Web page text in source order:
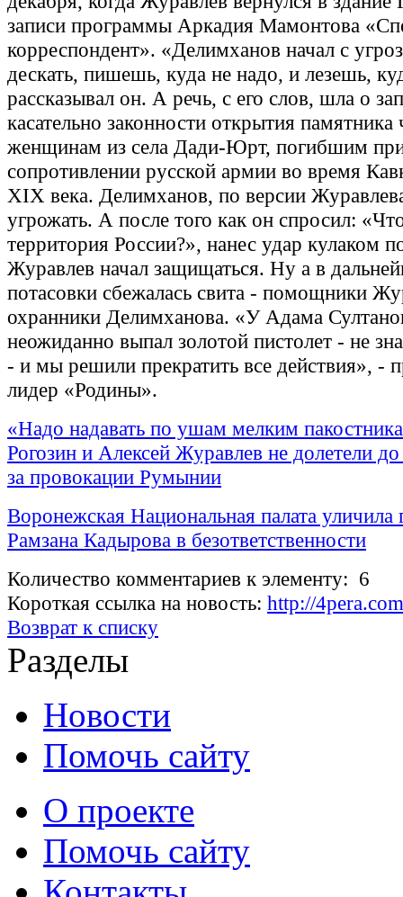
записи программы Аркадия Мамонтова
корреспондент». «Делимханов начал с
дескать, пишешь, куда не надо, и лезешь,
рассказывал он. А речь, с его слов, шла о
касательно законности открытия памятника
женщинам из села Дади-Юрт, погибшим
сопротивлении русской армии во время
XIX века. Делимханов, по версии
угрожать. А после того как он спросил:
территория России?», нанес удар кулаком
Журавлев начал защищаться. Ну а в
потасовки сбежалась свита - помощники
охранники Делимханова. «У Адама
неожиданно выпал золотой пистолет - не
- и мы решили прекратить все действия», -
лидер «Родины».
«Надо надавать по ушам мелким
Рогозин и Алексей Журавлев не долетели
за провокации Румынии
Воронежская Национальная палата уличила
Рамзана Кадырова в безответственности
Количество комментариев к элементу: 6
Короткая ссылка на новость: http://
Возврат к списку
Разделы
Новости
Помочь сайту
О проекте
Помочь сайту